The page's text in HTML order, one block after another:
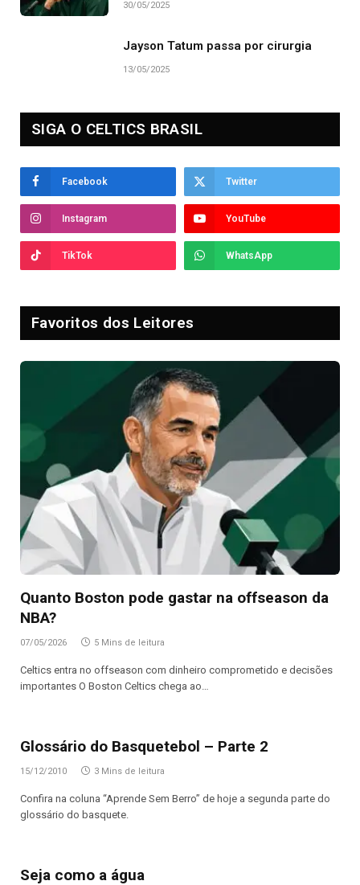
30/05/2025
Jayson Tatum passa por cirurgia
13/05/2025
SIGA O CELTICS BRASIL
Facebook Twitter
Instagram YouTube
TikTok WhatsApp
Favoritos dos Leitores
Quanto Boston pode gastar na offseason da
NBA?
07/05/2026 5 Mins de leitura
Celtics entra no offseason com dinheiro comprometido e decisões
importantes O Boston Celtics chega ao…
Glossário do Basquetebol – Parte 2
15/12/2010 3 Mins de leitura
Confira na coluna “Aprende Sem Berro” de hoje a segunda parte do
glossário do basquete.
Seja como a água